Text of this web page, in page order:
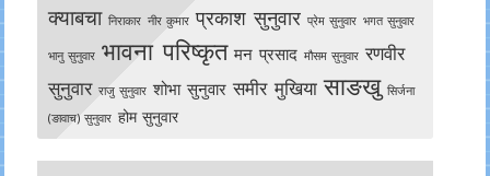
क्याबचा निराकार नीर कुमार प्रकाश सुनुवार प्रेम सुनुवार भगत सुनुवार
भानु सुनुवार भावना परिष्कृत मन प्रसाद मौसम सुनुवार रणवीर
सुनुवार राजु सुनुवार शोभा सुनुवार समीर मुखिया साङखु सिर्जना
(ङावाच) सुनुवार होम सुनुवार